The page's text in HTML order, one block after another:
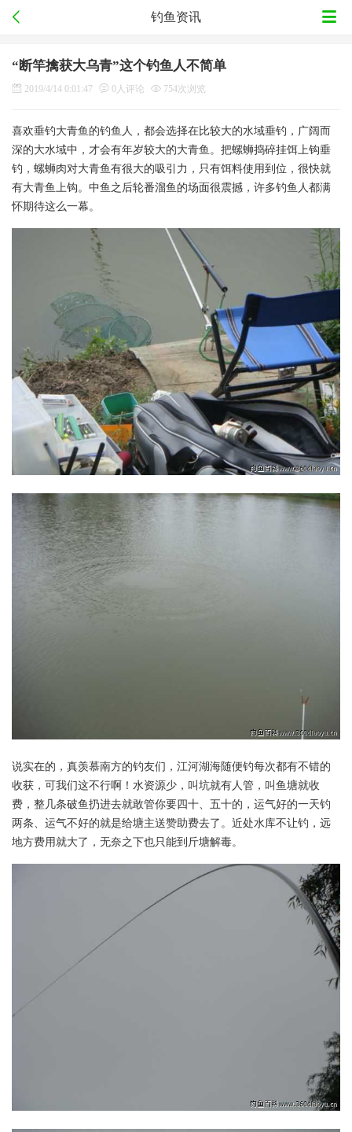
钓鱼资讯
“断竿擒获大乌青”这个钓鱼人不简单
2019/4/14 0:01:47 0人评论 754次浏览
喜欢垂钓大青鱼的钓鱼人，都会选择在比较大的水域垂钓，广阔而
深的大水域中，才会有年岁较大的大青鱼。把螺蛳捣碎挂饵上钩垂
钓，螺蛳肉对大青鱼有很大的吸引力，只有饵料使用到位，很快就
有大青鱼上钩。中鱼之后轮番溜鱼的场面很震撼，许多钓鱼人都满
怀期待这么一幕。
说实在的，真羡慕南方的钓友们，江河湖海随便钓每次都有不错的
收获，可我们这不行啊！水资源少，叫坑就有人管，叫鱼塘就收
费，整几条破鱼扔进去就敢管你要四十、五十的，运气好的一天钓
两条、运气不好的就是给塘主送赞助费去了。近处水库不让钓，远
地方费用就大了，无奈之下也只能到斤塘解毒。